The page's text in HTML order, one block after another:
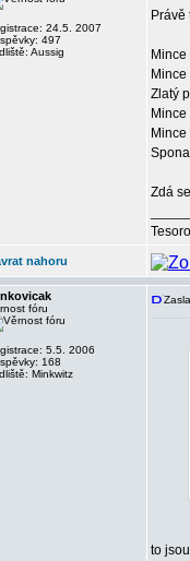
24.5. 2007
497
Aussig
Zlatý
Zdá
nahoru
fóru
5.5. 2006
168
Minkwitz
to